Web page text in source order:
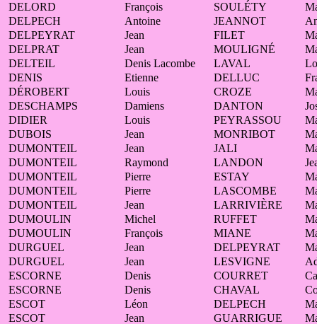
DELORD
François SOULÉTY
DELPECH
Antoine JEANNOT
DELPEYRAT
Jean FILET
DELPRAT
Jean MOULIGNÉ
DELTEIL
Denis Lacombe LAVAL
DENIS
Etienne DELLUC
DÉROBERT
Louis CROZE
DESCHAMPS
Damiens DANTON
DIDIER
Louis PEYRASSOU
DUBOIS
Jean MONRIBOT
DUMONTEIL
Jean JALI
DUMONTEIL
Raymond LANDON
DUMONTEIL
Pierre ESTAY
DUMONTEIL
Pierre LASCOMBE
DUMONTEIL
Jean LARRIVIÈRE
DUMOULIN
Michel RUFFET
DUMOULIN
François MIANE
DURGUEL
Jean DELPEYRAT
DURGUEL
Jean LESVIGNE
ESCORNE
Denis COURRET
ESCORNE
Denis CHAVAL
ESCOT
Léon DELPECH
ESCOT
Jean GUARRIGUE